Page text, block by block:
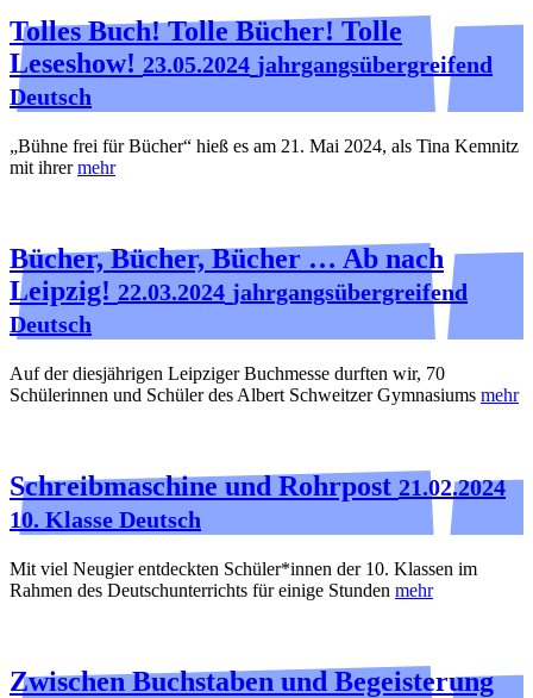
Tolles Buch! Tolle Bücher! Tolle
Leseshow! 23.05.2024 jahrgangsübergreifend
Deutsch
„Bühne frei für Bücher“ hieß es am 21. Mai 2024, als Tina Kemnitz
mit ihrermehr
Bücher, Bücher, Bücher … Ab nach
Leipzig! 22.03.2024 jahrgangsübergreifend
Deutsch
Auf der diesjährigen Leipziger Buchmesse durften wir, 70
Schülerinnen und Schüler des Albert Schweitzer Gymnasiums mehr
Schreibmaschine und Rohrpost 21.02.2024
10. Klasse Deutsch
Mit viel Neugier entdeckten Schüler*innen der 10. Klassen im
Rahmen des Deutschunterrichts für einige Stunden mehr
Zwischen Buchstaben und Begeisterung